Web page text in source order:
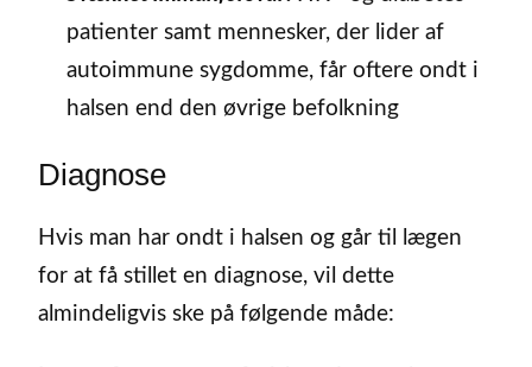
patienter samt mennesker, der lider af
autoimmune sygdomme, får oftere ondt i
halsen end den øvrige befolkning
Diagnose
Hvis man har ondt i halsen og går til lægen
for at få stillet en diagnose, vil dette
almindeligvis ske på følgende måde: